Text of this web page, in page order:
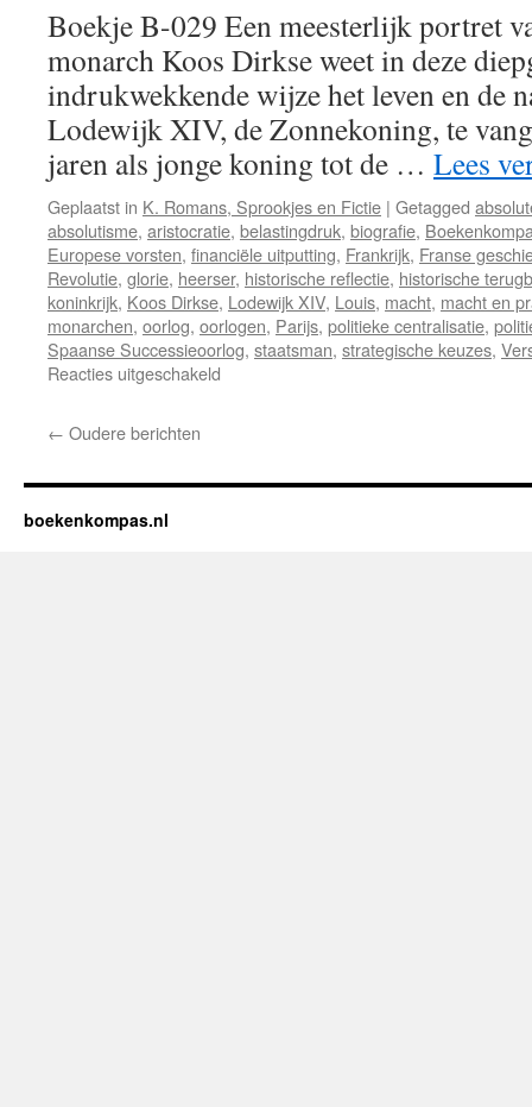
Vertellingen
Boekje B-029 Een meesterlijk portret
monarch Koos Dirkse weet in deze
indrukwekkende wijze het leven en de
Lodewijk XIV, de Zonnekoning, te
jaren als jonge koning tot de … Lees
Geplaatst in K. Romans, Sprookjes en Fictie | Getagged
absolutisme, aristocratie, belastingdruk, biografie,
Europese vorsten, financiële uitputting, Frankrijk, Franse
Revolutie, glorie, heerser, historische reflectie, historische
koninkrijk, Koos Dirkse, Lodewijk XIV, Louis, macht, macht en
monarchen, oorlog, oorlogen, Parijs, politieke centralisatie,
Spaanse Successieoorlog, staatsman, strategische keuzes,
Reacties uitgeschakeld
Zonnekoning.
← Oudere berichten
boekenkompas.nl